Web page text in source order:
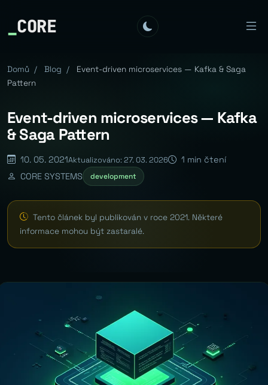
_CORE
Domů / Blog /
Event-driven microservices — Kafka & Saga
Pattern
Event-driven microservices — Kafka
& Saga Pattern
10. 05. 2021Aktualizováno: 27. 03. 2026
1 min čtení
CORE SYSTEMS
development
Tento článek byl publikován v roce 2021. Některé
informace mohou být zastaralé.